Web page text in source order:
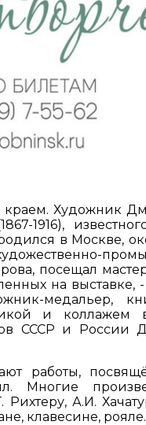
Художник
1916),
в Москве,
посещал
на
медальер,
и
СССР и России
работы,
Многие
А.И.
клавесине, рояле.